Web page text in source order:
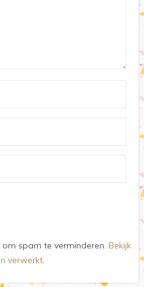
spam te verminderen. Bekijk
verwerkt.